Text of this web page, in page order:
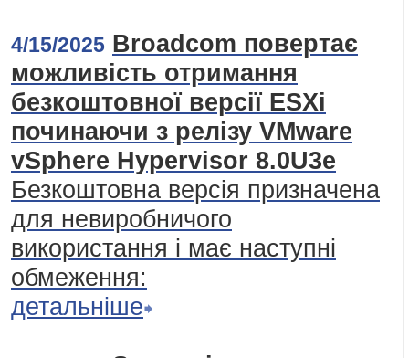
4/15/2025 Broadcom повертає
можливість отримання
безкоштовної версії ESXi
починаючи з релізу VMware
vSphere Hypervisor 8.0U3e
Безкоштовна версія призначена
для невиробничого
використання і має наступні
обмеження:
детальніше